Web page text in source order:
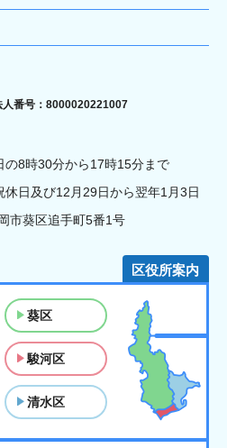
市
人番号：8000020221007
の8時30分から17時15分まで
休日及び12月29日から翌年1月3日
市葵区追手町5番1号
区役所案内
葵区
駿河区
清水区